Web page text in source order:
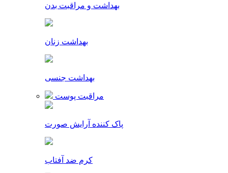
بهداشت و مراقبت بدن
بهداشت زنان
بهداشت جنسی
مراقبت پوست
پاک کننده آرایش صورت
کرم ضد آفتاب